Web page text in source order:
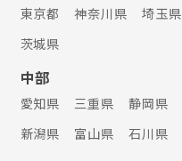
東京都 神奈川県 埼玉県
茨城県
中部
愛知県 三重県 静岡県
新潟県
富山県 石川県